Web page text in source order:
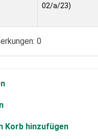
02/a/23)
0
Korb hinzufügen